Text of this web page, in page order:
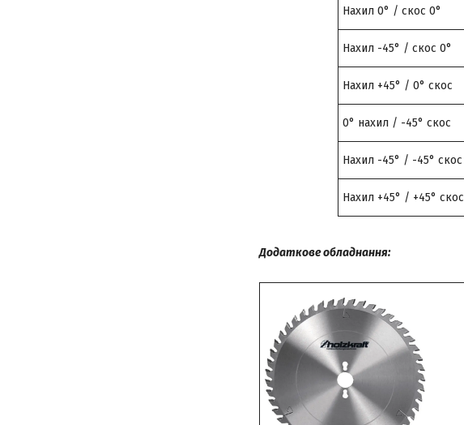
Нахил 0° / скос 0°
Нахил -45° / скос 0°
Нахил +45° / 0° скос
0° нахил / -45° скос
Нахил -45° / -45° скос
Нахил +45° / +45° скос
Додаткове обладнання: